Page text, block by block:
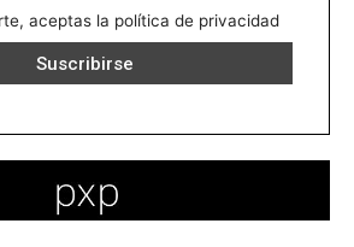
aceptas la política de privacidad